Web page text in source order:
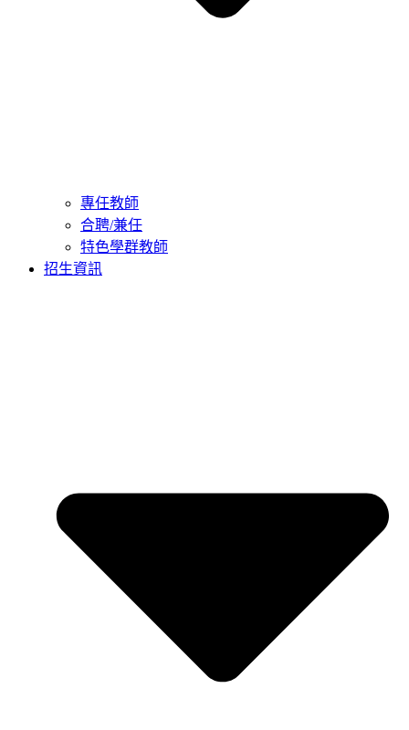
專任教師
合聘/兼任
特色學群教師
招生資訊